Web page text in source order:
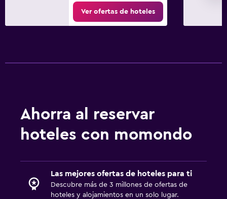
Ver ofertas de hoteles
Ahorra al reservar
hoteles con momondo
Las mejores ofertas de hoteles para ti
Descubre más de 3 millones de ofertas de
hoteles y alojamientos en un solo lugar.